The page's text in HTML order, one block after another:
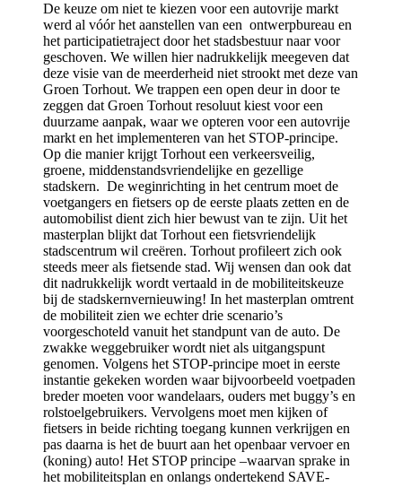
De keuze om niet te kiezen voor een autovrije markt
werd al vóór het aanstellen van een ontwerpbureau en
het participatietraject door het stadsbestuur naar voor
geschoven. We willen hier nadrukkelijk meegeven dat
deze visie van de meerderheid niet strookt met deze van
Groen Torhout. We trappen een open deur in door te
zeggen dat Groen Torhout resoluut kiest voor een
duurzame aanpak, waar we opteren voor een autovrije
markt en het implementeren van het STOP-principe.
Op die manier krijgt Torhout een verkeersveilig,
groene, middenstandsvriendelijke en gezellige
stadskern. De weginrichting in het centrum moet de
voetgangers en fietsers op de eerste plaats zetten en de
automobilist dient zich hier bewust van te zijn. Uit het
masterplan blijkt dat Torhout een fietsvriendelijk
stadscentrum wil creëren. Torhout profileert zich ook
steeds meer als fietsende stad. Wij wensen dan ook dat
dit nadrukkelijk wordt vertaald in de mobiliteitskeuze
bij de stadskernvernieuwing! In het masterplan omtrent
de mobiliteit zien we echter drie scenario’s
voorgeschoteld vanuit het standpunt van de auto. De
zwakke weggebruiker wordt niet als uitgangspunt
genomen. Volgens het STOP-principe moet in eerste
instantie gekeken worden waar bijvoorbeeld voetpaden
breder moeten voor wandelaars, ouders met buggy’s en
rolstoelgebruikers. Vervolgens moet men kijken of
fietsers in beide richting toegang kunnen verkrijgen en
pas daarna is het de buurt aan het openbaar vervoer en
(koning) auto! Het STOP principe –waarvan sprake in
het mobiliteitsplan en onlangs ondertekend SAVE-